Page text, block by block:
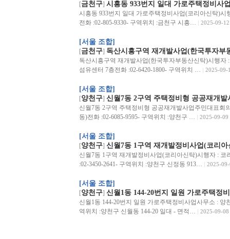
[금천구] 시흥동 933번지 일대 가로주택정비사
시흥동 933번지 일대 가로주택정비사업(코리아신탁)
전화 :02-805-9330- 구역위치 :금천구 시흥…
2025-09-12
[서울 조합]
[금천구] 독산시흥구역 재개발사업(한국투자부
독산시흥구역 재개발사업(한국투자부동산신탁)시행자
섬유센터 7층전화 :02-6420-1800- 구역위치 …
2025-09-
[서울 조합]
[양천구] 신월7동 2구역 주택정비형 공공재개발
신월7동 2구역 주택정비형 공공재개발사업주민대표회
동)전화 :02-6085-9595- 구역위치 :양천구 …
2025-09-09
[서울 조합]
[양천구] 신월7동 1구역 재개발정비사업(코리아
신월7동 1구역 재개발정비사업(코리아신탁)시행자 :
:02-3450-2641- 구역위치 :양천구 신정동 913…
2025-
[서울 조합]
[양천구] 신월1동 144-20번지 일원 가로주택정
신월1동 144-20번지 일원 가로주택정비사업사무소 : 양
역위치 :양천구 신월동 144-20 일대 - 면적…
2025-09-08